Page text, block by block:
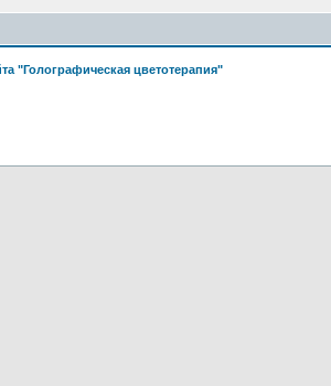
"Голографическая цветотерапия"